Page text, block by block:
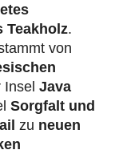
Teakholz.
von
Insel Java
Sorgfalt und
zu neuen